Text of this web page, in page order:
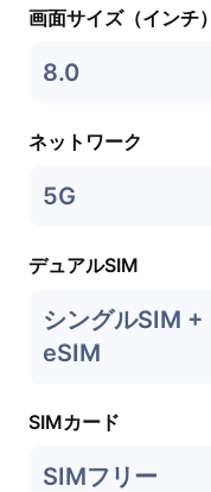
画面サイズ（インチ）
8.0
ネットワーク
5G
デュアルSIM
シングルSIM +
eSIM
SIMカード
SIMフリー